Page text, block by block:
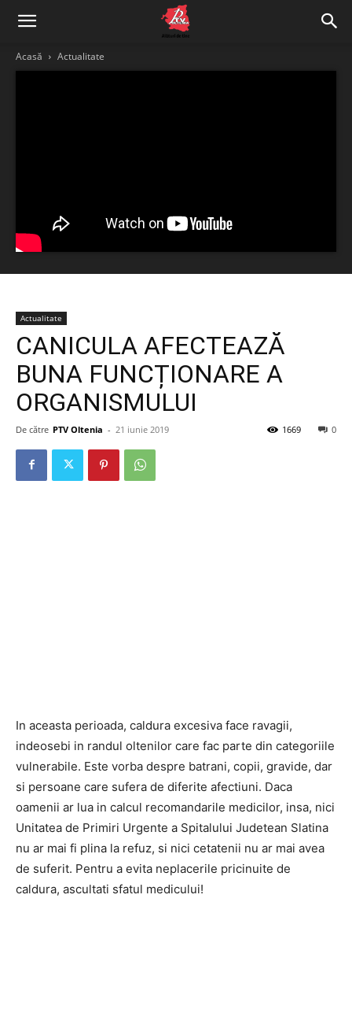
Acasă Actualitate
Actualitate
CANICULA AFECTEAZĂ
BUNA FUNCȚIONARE A
ORGANISMULUI
De către PTV Oltenia - 21 iunie 2019 0
1669
In aceasta perioada, caldura excesiva face ravagii,
indeosebi in randul oltenilor care fac parte din categoriile
vulnerabile. Este vorba despre batrani, copii, gravide, dar
si persoane care sufera de diferite afectiuni. Daca
oamenii ar lua in calcul recomandarile medicilor, insa, nici
Unitatea de Primiri Urgente a Spitalului Judetean Slatina
nu ar mai fi plina la refuz, si nici cetatenii nu ar mai avea
de suferit. Pentru a evita neplacerile pricinuite de
caldura, ascultati sfatul medicului!